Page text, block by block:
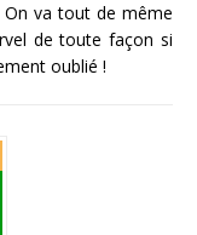
va tout de même
de toute façon si
oublié !